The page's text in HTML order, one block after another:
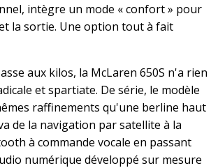
intègre un mode « confort » pour
la sortie. Une option tout à fait
aux kilos, la McLaren 650S n'a rien
et spartiate. De série, le modèle
raffinements qu'une berline haut
de la navigation par satellite à la
à commande vocale en passant
numérique développé sur mesure